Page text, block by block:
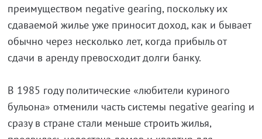
преимуществом negative gearing, поскольку их
сдаваемой жилье уже приносит доход, как и бывает
обычно через несколько лет, когда прибыль от
сдачи в аренду превосходит долги банку.
В 1985 году политические «любители куриного
бульона» отменили часть системы negative gearing и
сразу в стране стали меньше строить жилья,